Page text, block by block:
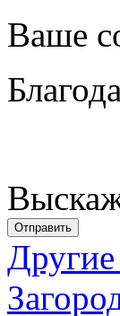
Ваше
Отправить